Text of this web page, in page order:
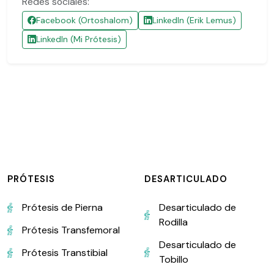
Facebook (Ortoshalom)
LinkedIn (Erik Lemus)
LinkedIn (Mi Prótesis)
PRÓTESIS
Prótesis de Pierna
Prótesis Transfemoral
Prótesis Transtibial
DESARTICULADO
Desarticulado de
Rodilla
Desarticulado de
Tobillo